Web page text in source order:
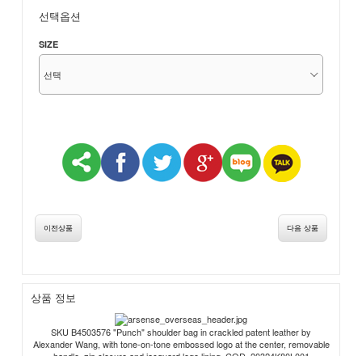
선택옵션
SIZE
이전상품 다음 상품
상품 정보
SKU B4503576 "Punch" shoulder bag in crackled patent leather by
Alexander Wang, with tone-on-tone embossed logo at the center, removable